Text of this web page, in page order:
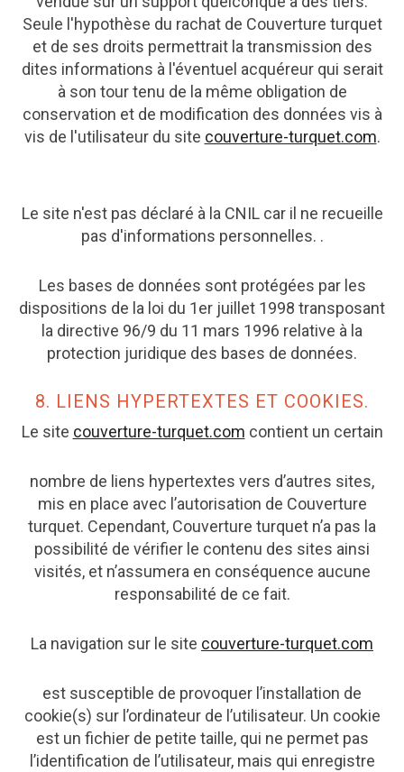
Seule l'hypothèse du rachat de Couverture turquet
et de ses droits permettrait la transmission des
dites informations à l'éventuel acquéreur qui serait
à son tour tenu de la même obligation de
conservation et de modification des données vis à
vis de l'utilisateur du site couverture-turquet.com.
Le site n'est pas déclaré à la CNIL car il ne recueille
pas d'informations personnelles. .
Les bases de données sont protégées par les
dispositions de la loi du 1er juillet 1998 transposant
la directive 96/9 du 11 mars 1996 relative à la
protection juridique des bases de données.
8. LIENS HYPERTEXTES ET COOKIES.
Le site couverture-turquet.com contient un certain
nombre de liens hypertextes vers d’autres sites,
mis en place avec l’autorisation de Couverture
turquet. Cependant, Couverture turquet n’a pas la
possibilité de vérifier le contenu des sites ainsi
visités, et n’assumera en conséquence aucune
responsabilité de ce fait.
La navigation sur le site couverture-turquet.com
est susceptible de provoquer l’installation de
cookie(s) sur l’ordinateur de l’utilisateur. Un cookie
est un fichier de petite taille, qui ne permet pas
l’identification de l’utilisateur, mais qui enregistre